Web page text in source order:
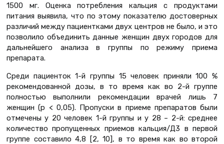
1500 мг. Оценка потребления кальция с продуктами
питания выявила, что по этому показателю достоверных
различий между пациентками двух центров не было, и это
позволило объединить данные женщин двух городов для
дальнейшего анализа в группы по режиму приема
препарата.
Среди пациенток 1-й группы 15 человек приняли 100 %
рекомендованной дозы, в то время как во 2-й группе
полностью выполнили рекомендации врачей лишь 7
женщин (р < 0,05). Пропуски в приеме препаратов были
отмечены у 20 человек 1-й группы и у 28 – 2-й: среднее
количество пропущенных приемов кальция/Д3 в первой
группе составило 4,8 [2, 10], в то время как во второй